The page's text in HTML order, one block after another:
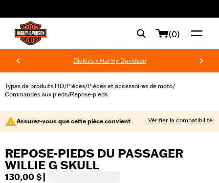
(0)
Dickies x Harley-Davidson
Types de produits HD/Pièces/Pièces et accessoires de moto/
Commandes aux pieds/Repose-pieds
Assurez-vous que cette pièce convient Vérifier la compatibilité
REPOSE-PIEDS DU PASSAGER
WILLIE G SKULL
130,00 $